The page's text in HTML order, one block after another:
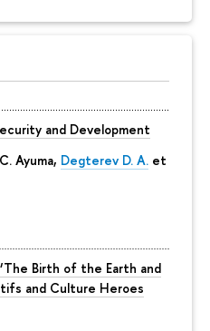
and Development
Ayuma, Degterev D. A. et
Birth of the Earth and
and Culture Heroes